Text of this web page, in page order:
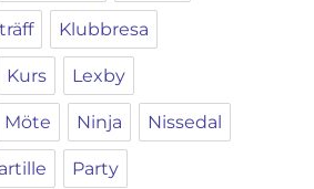
Klubbresa
Kurs Lexby
Möte Ninja Nissedal
Party